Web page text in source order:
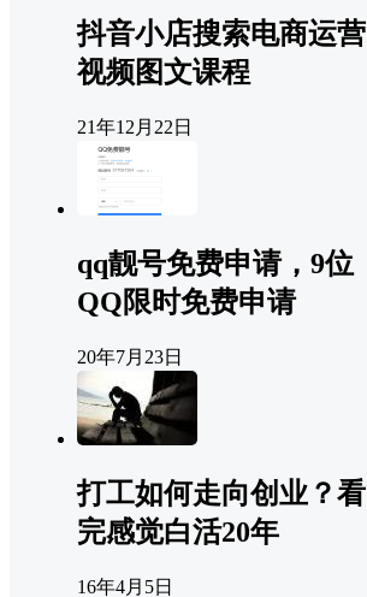
抖音小店搜索电商运营
视频图文课程
21年12月22日
qq靓号免费申请，9位
QQ限时免费申请
20年7月23日
打工如何走向创业？看
完感觉白活20年
16年4月5日